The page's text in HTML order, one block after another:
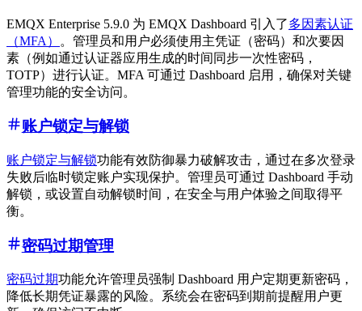
EMQX Enterprise 5.9.0 为 EMQX Dashboard 引入了多因素认证
（MFA）
。管理员和用户必须使用主凭证（密码）和次要因
素（例如通过认证器应用生成的时间同步一次性密码，
TOTP）进行认证。MFA 可通过 Dashboard 启用，确保对关键
管理功能的安全访问。
账户锁定与解锁
账户锁定与解锁功能有效防御暴力破解攻击，通过在多次登录
失败后临时锁定账户实现保护。管理员可通过 Dashboard 手动
解锁，或设置自动解锁时间，在安全与用户体验之间取得平
衡。
密码过期管理
密码过期功能允许管理员强制 Dashboard 用户定期更新密码，
降低长期凭证暴露的风险。系统会在密码到期前提醒用户更